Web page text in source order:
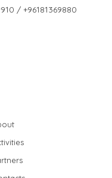
/ +96181369880